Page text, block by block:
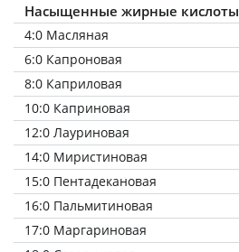
Насыщенные жирные кислоты
4:0 Масляная
6:0 Капроновая
8:0 Каприловая
10:0 Каприновая
12:0 Лауриновая
14:0 Миристиновая
15:0 Пентадекановая
16:0 Пальмитиновая
17:0 Маргариновая